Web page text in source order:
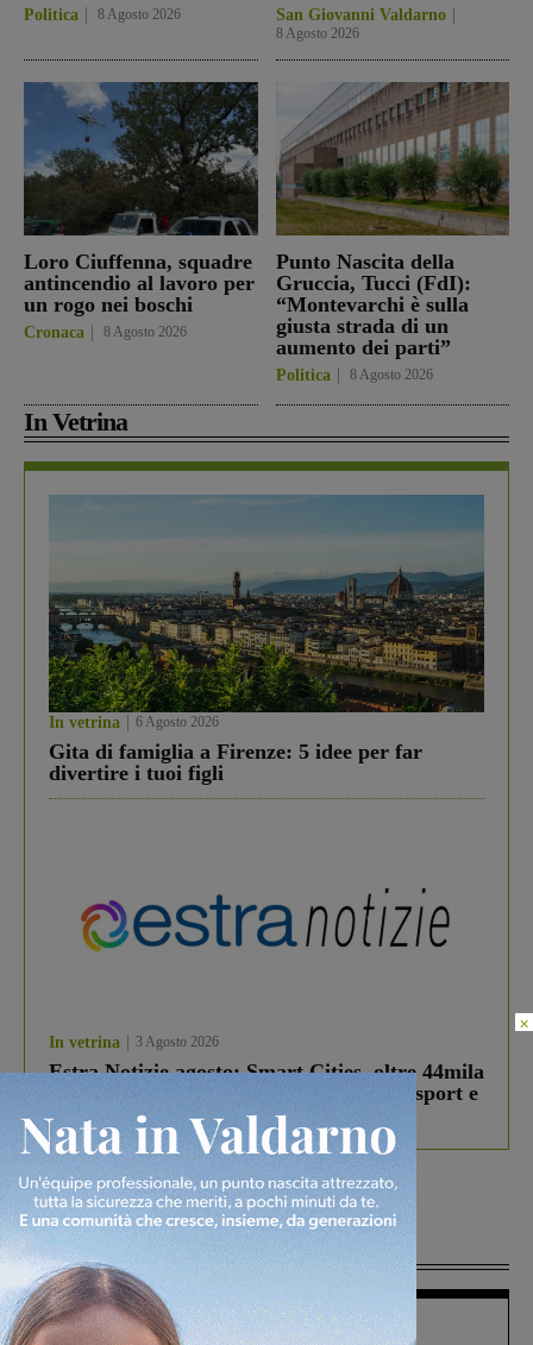
Politica 8 Agosto 2026 San Giovanni Valdarno
8 Agosto 2026
Loro Ciuffenna, squadre
antincendio al lavoro per
un rogo nei boschi
Cronaca 8 Agosto 2026
Punto Nascita della
Gruccia, Tucci (FdI):
“Montevarchi è sulla
giusta strada di un
aumento dei parti”
Politica 8 Agosto 2026
In Vetrina
In vetrina 6 Agosto 2026
Gita di famiglia a Firenze: 5 idee per far
divertire i tuoi figli
In vetrina 3 Agosto 2026
Estra Notizie agosto: Smart Cities, oltre 44mila
studenti coinvolti, torna il bando per lo sport e
debutta il podcast Estrair
Più lette
Figline Incisa Valdarno 1 Agosto 2026
×